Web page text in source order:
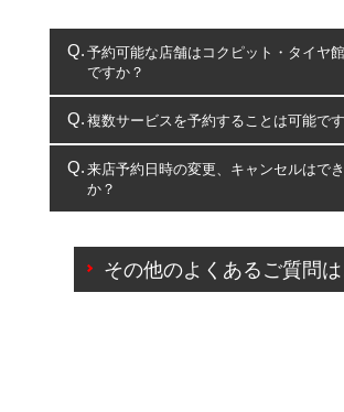
予約可能な店舗はコクピット・タイヤ
ですか？
コクピット・タイヤ館のみとなります。
複数サービスを予約することは可能で
複数サービスのご予約は可能です。
一部の商品・サービスの組み合わせに限り、
出来ないものもございます。
来店予約日時の変更、キャンセルはで
か？
ご来店予約日の3営業日前を過ぎている
の日時変更につきましては、直接ご予
その他のよくあるご質問